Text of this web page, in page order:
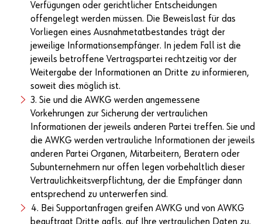
Verfügungen oder gerichtlicher Entscheidungen
offengelegt werden müssen. Die Beweislast für das
Vorliegen eines Ausnahmetatbestandes trägt der
jeweilige Informationsempfänger. In jedem Fall ist die
jeweils betroffene Vertragspartei rechtzeitig vor der
Weitergabe der Informationen an Dritte zu informieren,
soweit dies möglich ist.
3. Sie und die AWKG werden angemessene
Vorkehrungen zur Sicherung der vertraulichen
Informationen der jeweils anderen Partei treffen. Sie und
die AWKG werden vertrauliche Informationen der jeweils
anderen Partei Organen, Mitarbeitern, Beratern oder
Subunternehmern nur offen legen vorbehaltlich dieser
Vertraulichkeitsverpflichtung, der die Empfänger dann
entsprechend zu unterwerfen sind.
4. Bei Supportanfragen greifen AWKG und von AWKG
beauftragt Dritte ggfls. auf Ihre vertraulichen Daten zu.